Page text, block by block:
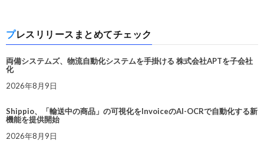
プレスリリースまとめてチェック
両備システムズ、物流自動化システムを手掛ける 株式会社APTを子会社
化
2026年8月9日
Shippio、「輸送中の商品」の可視化をInvoiceのAI-OCRで自動化する新
機能を提供開始
2026年8月9日